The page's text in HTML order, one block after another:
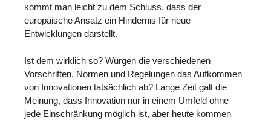
kommt man leicht zu dem Schluss, dass der
europäische Ansatz ein Hindernis für neue
Entwicklungen darstellt.
Ist dem wirklich so? Würgen die verschiedenen
Vorschriften, Normen und Regelungen das Aufkommen
von Innovationen tatsächlich ab? Lange Zeit galt die
Meinung, dass Innovation nur in einem Umfeld ohne
jede Einschränkung möglich ist, aber heute kommen